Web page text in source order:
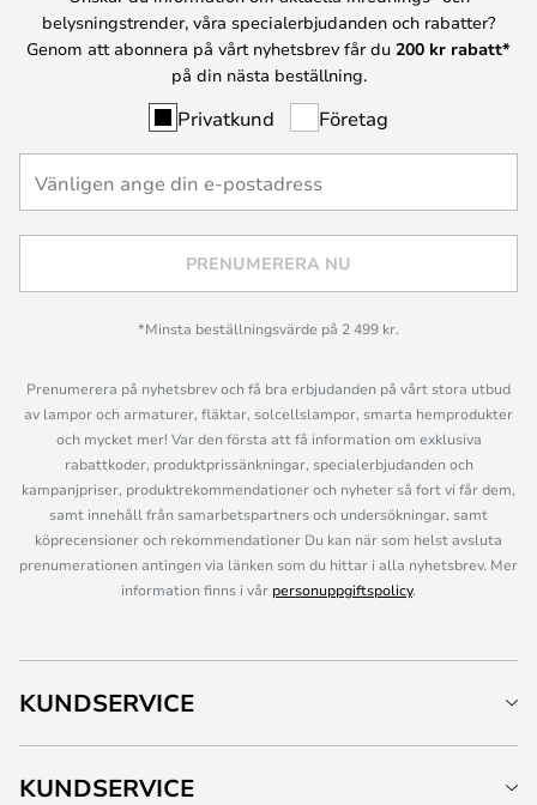
belysningstrender, våra specialerbjudanden och rabatter?
Genom att abonnera på vårt nyhetsbrev får du 200 kr rabatt*
på din nästa beställning.
Privatkund Företag
PRENUMERERA NU
*Minsta beställningsvärde på 2 499 kr.
Prenumerera på nyhetsbrev och få bra erbjudanden på vårt stora utbud
av lampor och armaturer, fläktar, solcellslampor, smarta hemprodukter
och mycket mer! Var den första att få information om exklusiva
rabattkoder, produktprissänkningar, specialerbjudanden och
kampanjpriser, produktrekommendationer och nyheter så fort vi får dem,
samt innehåll från samarbetspartners och undersökningar, samt
köprecensioner och rekommendationer Du kan när som helst avsluta
prenumerationen antingen via länken som du hittar i alla nyhetsbrev. Mer
information finns i vår personuppgiftspolicy.
KUNDSERVICE
KUNDSERVICE